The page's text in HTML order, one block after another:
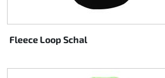
Fleece Loop Schal